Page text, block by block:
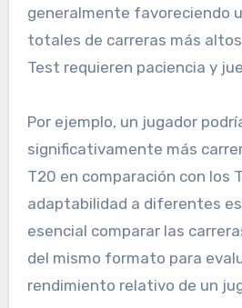
generalmente favoreciendo
totales de carreras más
Test requieren paciencia y
Por ejemplo, un jugador
significativamente más
T20 en comparación con los
adaptabilidad a diferentes
esencial comparar las
del mismo formato para
rendimiento relativo de un